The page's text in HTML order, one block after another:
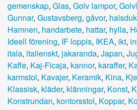
gemenskap, Glas, Golv lampor,
Gunnar, Gustavsberg, gåvor,
Hamnen, handarbete, hattar, hylla,
Ideell förening, IF loppis, IKEA, ikt,
itala, italienskt, jakaranda, Japan,
Kaffe, Kaj-Ficaja, kannor, karaffer,
karmstol, Kavajer, Keramik, Kina,
Klassisk, kläder, klänningar, Konst,
Konstrundan, kontorsstol, Koppar,